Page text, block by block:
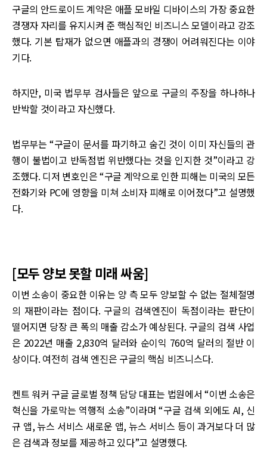
구글의 안드로이드 계약은 애플 모바일 디바이스의 가장 중요한
경쟁자 자리를 유지시켜 준 핵심적인 비즈니스 모델이라고 강조
했다. 기본 탑재가 없으면 애플과의 경쟁이 어려워진다는 이야
기다.
하지만, 미국 법무부 검사들은 앞으로 구글의 주장을 하나하나
반박할 것이라고 자신했다.
법무부는 “구글이 문서를 파기하고 숨긴 것이 이미 자신들의 관
행이 불법이고 반독점법 위반했다는 것을 인지한 것”이라고 강
조했다. 디저 변호인은 “구글 계약으로 인한 피해는 미국의 모든
전화기와 PC에 영향을 미쳐 소비자 피해로 이어졌다”고 설명했
다.
[모두 양보 못할 미래 싸움]
이번 소송이 중요한 이유는 양 측 모두 양보할 수 없는 절체절명
의 재판이라는 점이다. 구글의 검색엔진이 독점이라는 판단이
떨어지면 당장 큰 폭의 매출 감소가 예상된다. 구글의 검색 사업
은 2022년 매출 2,830억 달러와 순이익 760억 달러의 절반 이
상이다. 여전히 검색 엔진은 구글의 핵심 비즈니스다.
켄트 워커 구글 글로벌 정책 담당 대표는 법원에서 “이번 소송은
혁신을 가로막는 역행적 소송”이라며 “구글 검색 외에도 AI, 신
규 앱, 뉴스 서비스 새로운 앱, 뉴스 서비스 등이 과거보다 더 많
은 검색과 정보를 제공하고 있다”고 설명했다.